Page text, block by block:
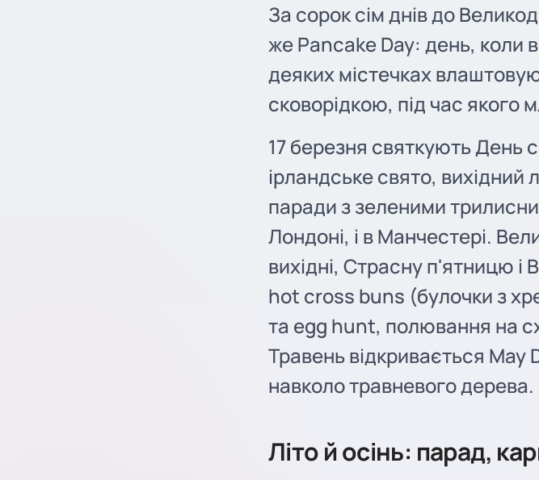
За сорок сім днів до
же Pancake Day: день, коли
деяких містечках
сковорідкою, під час якого
17 березня святкують День
ірландське свято, вихідний
паради з зеленими
Лондоні, і в Манчестері.
вихідні, Страсну п'ятницю і
hot cross buns (булочки з
та egg hunt, полювання на
Травень відкривається May
навколо травневого дерева.
Літо й осінь: парад,